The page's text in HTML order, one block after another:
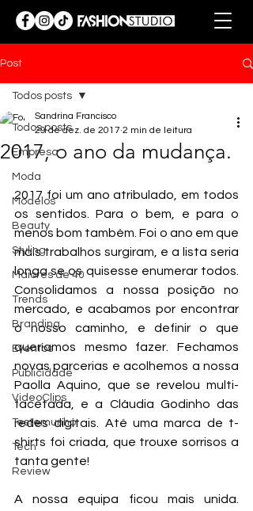
Post
Todos posts
Empresa
Moda
Modelos
Beauty
Styling
Maiores de 40
Trends
Branding
Eventos
Publicidade
VideoClips
Testemunho
Tech
Review
Todos posts
2017, o ano da mudança.
Sandrina Francisco
29 de dez. de 2017 2 min de leitura
2017 foi um ano atribulado, em todos
os sentidos. Para o bem, e para o
menos bom também. Foi o ano em que
mais trabalhos surgiram, e a lista seria
longa se os quisesse enumerar todos.
Consolidamos a nossa posição no
mercado, e acabamos por encontrar
o nosso caminho, e definir o que
queríamos mesmo fazer. Fechamos
novas parcerias e acolhemos a nossa
Paolla Aquino, que se revelou multi-
facetada, e a Cláudia Godinho das
redes digitais. Até uma marca de t-
shirts foi criada, que trouxe sorrisos a
tanta gente!
A nossa equipa ficou mais unida.